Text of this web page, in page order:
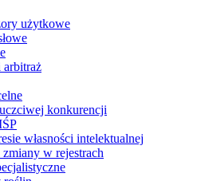
użytkowe
arbitraż
konkurencji
własności intelektualnej
zmiany w rejestrach